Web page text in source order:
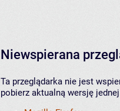
Niewspierana
Ta przeglądarka nie jest
pobierz aktualną wersję